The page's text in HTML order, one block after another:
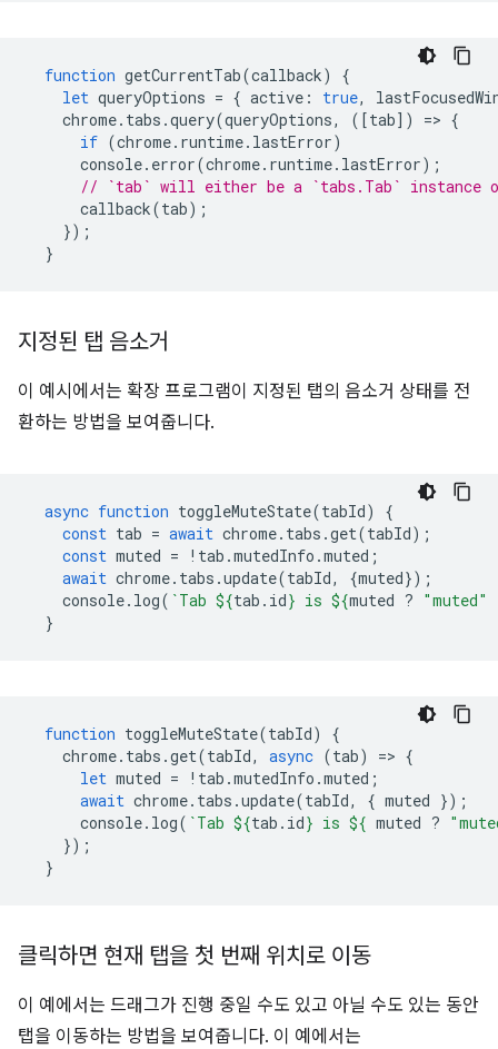
function getCurrentTab(callback)
{
let queryOptions = { active : true,
chrome. tabs .query(queryOptions, ([tab]) => {
if (chrome. runtime. lastError)
console. error(chrome. runtime. lastError);
// `tab` will either be a `tabs.Tab` instance
callback(tab);
});
}
지정된 탭 음소거
이 예시에서는 확장 프로그램이 지정된 탭의 음소거 상태를 전
환하는 방법을 보여줍니다.
async function toggleMuteState(tabId)
{
const tab = await chrome. tabs .get(tabId);
const muted = ! tab .mutedInfo .muted ;
await chrome. tabs .update(tabId, {muted});
console. log( `Tab ${tab . id} is ${muted ? "muted"
}
function toggleMuteState(tabId)
{
chrome. tabs .get(tabId, async (tab) => {
let muted = ! tab .mutedInfo .muted ;
await chrome. tabs .update(tabId, { muted });
console. log( `Tab ${tab . id} is ${ muted ?
});
}
클릭하면 현재 탭을 첫 번째 위치로 이동
이 예에서는 드래그가 진행 중일 수도 있고 아닐 수도 있는 동안
탭을 이동하는 방법을 보여줍니다. 이 예에서는